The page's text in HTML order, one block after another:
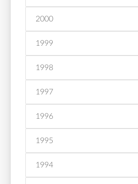
2000
1999
1998
1997
1996
1995
1994